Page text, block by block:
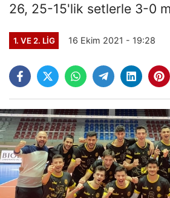
26, 25-15'lik setlerle 3-0
1. VE 2. LIG 16 Ekim 2021 - 19:28